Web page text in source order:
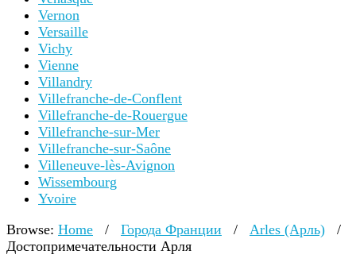
Vernon
Versaille
Vichy
Vienne
Villandry
Villefranche-de-Conflent
Villefranche-de-Rouergue
Villefranche-sur-Mer
Villefranche-sur-Saône
Villeneuve-lès-Avignon
Wissembourg
Yvoire
Browse: Home / Города Франции / Arles (Арль)
/
Достопримечательности Арля